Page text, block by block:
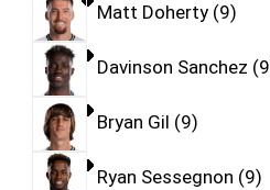
Matt Doherty 9
Davinson Sanchez 9
Bryan Gil 9
Ryan Sessegnon 9